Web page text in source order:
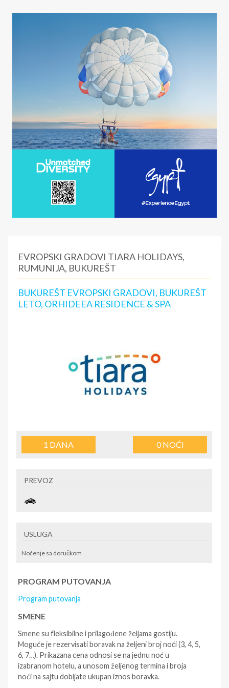
EVROPSKI GRADOVI TIARA HOLIDAYS,
RUMUNIJA, BUKUREŠT
BUKUREŠT EVROPSKI GRADOVI, BUKUREŠT
LETO, ORHIDEEA RESIDENCE & SPA
1 DANA 0NOĆI
PREVOZ
USLUGA
Noćenje sa doručkom
PROGRAM PUTOVANJA
Program putovanja
SMENE
Smene su fleksibilne i prilagođene željama gostiju.
Moguće je rezervisati boravak na željeni broj noći (3, 4, 5,
6, 7…). Prikazana cena odnosi se na jednu noć u
izabranom hotelu, a unosom željenog termina i broja
noći na sajtu dobijate ukupan iznos boravka.